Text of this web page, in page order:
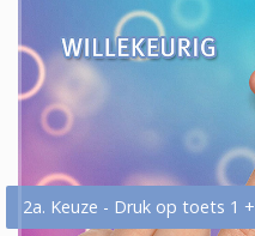
2a. Keuze - Druk op toets 1 +